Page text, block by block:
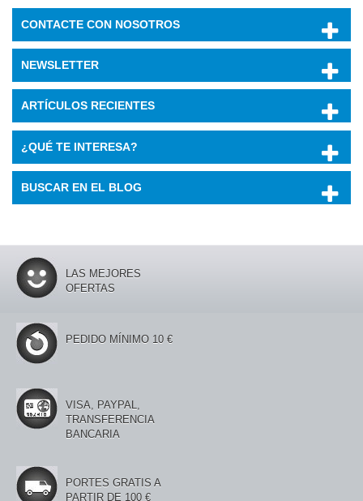
CONTACTE CON NOSOTROS
NEWSLETTER
ARTÍCULOS RECIENTES
¿QUÉ TE INTERESA?
BUSCAR EN EL BLOG
LAS MEJORES
OFERTAS
PEDIDO MÍNIMO 10 €
VISA, PAYPAL,
TRANSFERENCIA
BANCARIA
PORTES GRATIS A
PARTIR DE 100 €